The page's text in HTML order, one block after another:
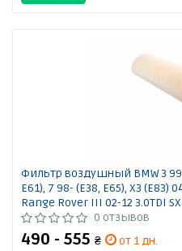
Фильтр воздушный BMW 3 99-
E61), 7 98- (E38, E65), X3 (E83)
Range Rover III 02-12 3.0TDI
0 отзывов
490 - 555 ₴
от 1 дн.